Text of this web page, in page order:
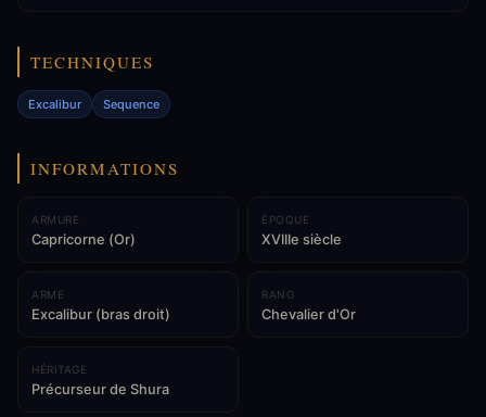
TECHNIQUES
Excalibur Sequence
INFORMATIONS
ARMURE
Capricorne (Or)
ÉPOQUE
XVIIIe siècle
ARME
Excalibur (bras droit)
RANG
Chevalier d'Or
HÉRITAGE
Précurseur de Shura